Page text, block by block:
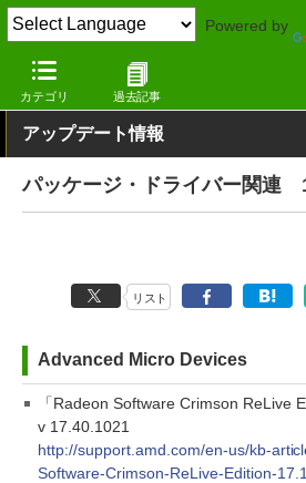
Powered by
カテゴリ 過去記事
窓の杜 その他の話題 ア
アップデート情報
パッケージ・ドライバー関連
リスト
Advanced Micro Devices
「Radeon Software Crimson ReLive
v 17.40.1021
http://support.amd.com/en-us/kb-
Software-Crimson-ReLive-Edition-